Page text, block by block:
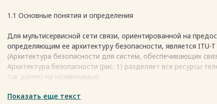
1.1 Основные понятия и определения
Для мультисервисной сети связи, ориентированной на
определяющим ее архитектуру безопасности, является
(Архитектура безопасности для систем, обеспечивающих
Архитектура безопасности (рис. 1) разделяет все ресурсы
так далее) на независимые:
? контроля — для передачи служебной информации с целью
Показать еще текст